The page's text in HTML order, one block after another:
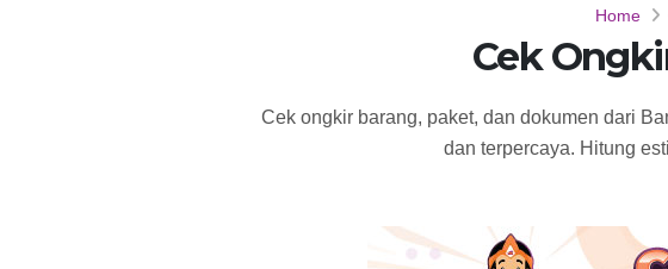
Home
Cek
Cek ongkir barang, paket, dan dokumen dari
dan terpercaya. Hitung